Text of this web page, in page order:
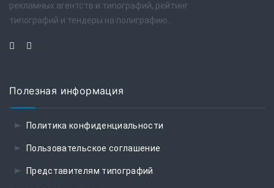
рекламных агентств и типографий, рейтинг
типографий и тендеры на полиграфию.
Полезная информация
Политика конфиденциальности
Пользовательское соглашение
Представителям типографий